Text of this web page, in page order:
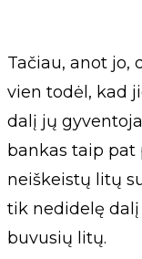
Tačiau, anot jo,
vien todėl, kad
dalį jų
bankas taip pat
neiškeistų litų
tik nedidelę
buvusių litų.